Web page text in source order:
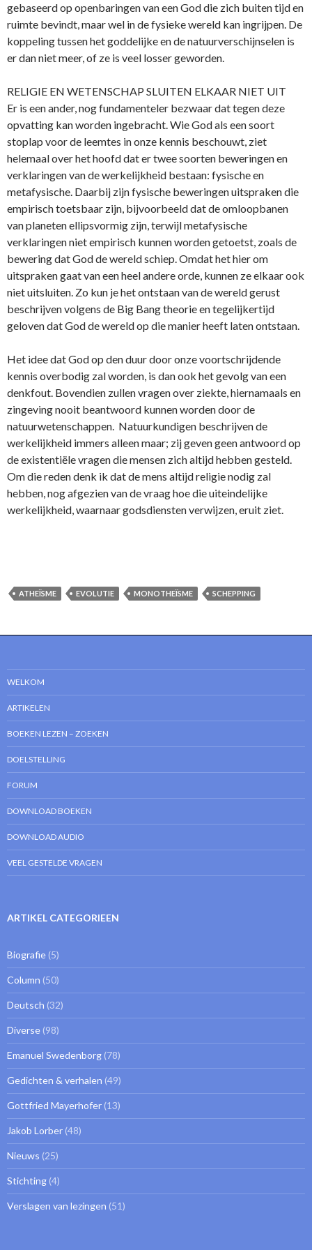
gebaseerd op openbaringen van een God die zich buiten tijd en
ruimte bevindt, maar wel in de fysieke wereld kan ingrijpen. De
koppeling tussen het goddelijke en de natuurverschijnselen is
er dan niet meer, of ze is veel losser geworden.
RELIGIE EN WETENSCHAP SLUITEN ELKAAR NIET UIT
Er is een ander, nog fundamenteler bezwaar dat tegen deze
opvatting kan worden ingebracht. Wie God als een soort
stoplap voor de leemtes in onze kennis beschouwt, ziet
helemaal over het hoofd dat er twee soorten beweringen en
verklaringen van de werkelijkheid bestaan: fysische en
metafysische. Daarbij zijn fysische beweringen uitspraken die
empirisch toetsbaar zijn, bijvoorbeeld dat de omloopbanen
van planeten ellipsvormig zijn, terwijl metafysische
verklaringen niet empirisch kunnen worden getoetst, zoals de
bewering dat God de wereld schiep. Omdat het hier om
uitspraken gaat van een heel andere orde, kunnen ze elkaar ook
niet uitsluiten. Zo kun je het ontstaan van de wereld gerust
beschrijven volgens de Big Bang theorie en tegelijkertijd
geloven dat God de wereld op die manier heeft laten ontstaan.
Het idee dat God op den duur door onze voortschrijdende
kennis overbodig zal worden, is dan ook het gevolg van een
denkfout. Bovendien zullen vragen over ziekte, hiernamaals en
zingeving nooit beantwoord kunnen worden door de
natuurwetenschappen. Natuurkundigen beschrijven de
werkelijkheid immers alleen maar; zij geven geen antwoord op
de existentiële vragen die mensen zich altijd hebben gesteld.
Om die reden denk ik dat de mens altijd religie nodig zal
hebben, nog afgezien van de vraag hoe die uiteindelijke
werkelijkheid, waarnaar godsdiensten verwijzen, eruit ziet.
ATHEÏSME EVOLUTIE MONOTHEÏSME SCHEPPING
WELKOM
ARTIKELEN
BOEKEN LEZEN – ZOEKEN
DOELSTELLING
FORUM
DOWNLOAD BOEKEN
DOWNLOAD AUDIO
VEEL GESTELDE VRAGEN
ARTIKEL CATEGORIEEN
Biografie (5)
Column (50)
Deutsch (32)
Diverse (98)
Emanuel Swedenborg (78)
Gedichten & verhalen (49)
Gottfried Mayerhofer (13)
Jakob Lorber (48)
Nieuws (25)
Stichting (4)
Verslagen van lezingen (51)